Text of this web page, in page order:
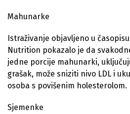
Mahunarke
Istraživanje objavljeno u
Nutrition pokazalo je da
jedne porcije mahunarki,
grašak, može sniziti nivo LDL i
osoba s povišenim holesterolom.
Sjemenke